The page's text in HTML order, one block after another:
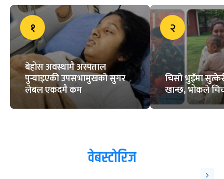
१
बेहोस अवस्थामै अस्पताल
पुर्‍याइएकी उपसभामुखको सुगर
लेबल एकदमै कम
२
चिसो भुइँमा
खान्छ, भोकले
वेबस्टोरिज